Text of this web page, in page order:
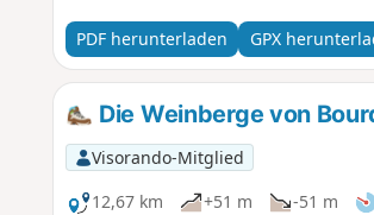
PDF herunterladen GPX
Die Weinberge von
Visorando-Mitglied
12,67 km
+51 m -51 m